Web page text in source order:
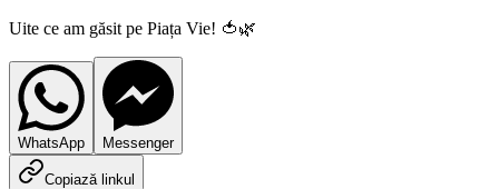
Uite ce am găsit pe Piața Vie! 🍅🌿
WhatsApp Messenger
Copiază linkul